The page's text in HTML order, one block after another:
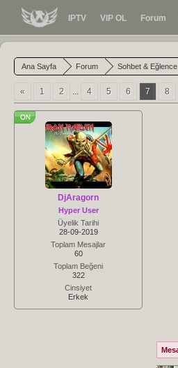
IPTV VIP OL Forum
Ana Sayfa Forum Sohbet &
« 1 2 ... 4 5 6 7 8
DjAragorn
Hyper User
Üyelik Tarihi
28-09-2019
Toplam Mesajlar
60
Toplam Beğeni
322
Cinsiyet
Erkek